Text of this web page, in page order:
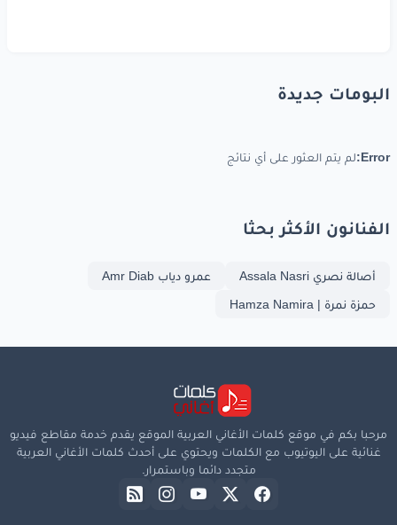
البومات جديدة
Error: لم يتم العثور على أي نتائج
الفنانون الأكثر بحثا
أصالة نصري Assala Nasri
عمرو دياب Amr Diab
حمزة نمرة | Hamza Namira
مرحبا بكم في موقع كلمات الأغاني العربية الموقع يقدم خدمة مقاطع فيديو
غنائية على اليوتيوب مع الكلمات ويحتوي على أحدث كلمات الأغاني العربية
متجدد دائما وباستمرار.